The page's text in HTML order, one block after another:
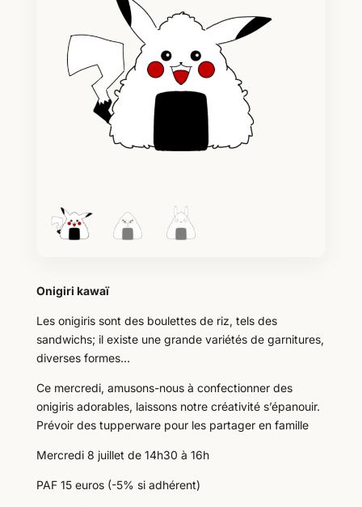
Onigiri kawaï
Les onigiris sont des boulettes de riz, tels des
sandwichs; il existe une grande variétés de garnitures,
diverses formes…
Ce mercredi, amusons-nous à confectionner des
onigiris adorables, laissons notre créativité s’épanouir.
Prévoir des tupperware pour les partager en famille
Mercredi 8 juillet de 14h30 à 16h
PAF 15 euros (-5% si adhérent)